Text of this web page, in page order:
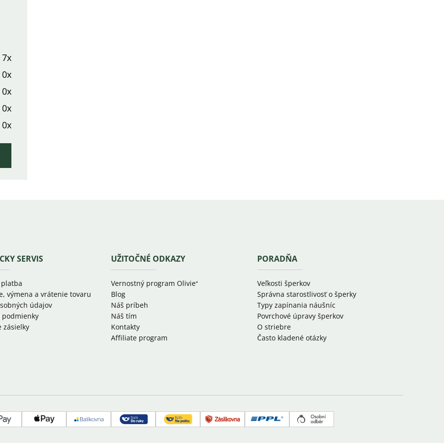
7x
0x
0x
0x
0x
SERVIS
výmena a vrátenie tovaru
údajov
zásielky
UŽITOČNÉ ODKAZY
Vernostný program Olivie⁺
Blog
Náš príbeh
Náš tím
Kontakty
Affiliate program
PORADŇA
Veľkosti šperkov
Správna starostlivosť o šperky
Typy zapínania náušníc
Povrchové úpravy šperkov
O striebre
Často kladené otázky
Apple
Balíkovňa Slovenská Slovenská ZásielkovňaPPL
Osobný